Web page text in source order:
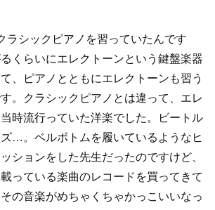
ラシックピアノを習っていたんです
くらいにエレクトーンという鍵盤楽器
、ピアノとともにエレクトーンも習う
。クラシックピアノとは違って、エレ
時流行っていた洋楽でした。ビートル
…。ベルボトムを履いているようなヒ
ションをした先生だったのですけど、
っている楽曲のレコードを買ってきて
の音楽がめちゃくちゃかっこいいなっ